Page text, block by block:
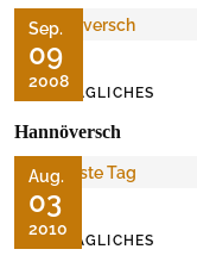
Sep.
09
2008
ALLTÄGLICHES
Hannöversch
Aug.
03
2010
ALLTÄGLICHES